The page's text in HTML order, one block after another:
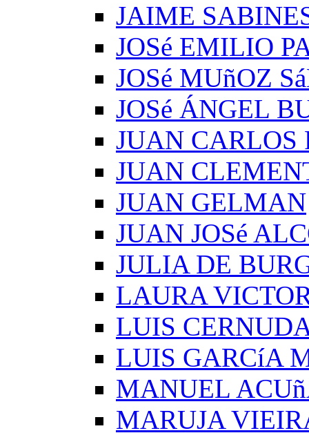
JAIME
JOSé EMILIO
JOSé MUñOZ
JOSé ÁNGEL
JUAN CARLOS
JUAN
JUAN GELMAN
JUAN JOSé
JULIA DE
LAURA
LUIS
LUIS GARCíA
MANUEL
MARUJA